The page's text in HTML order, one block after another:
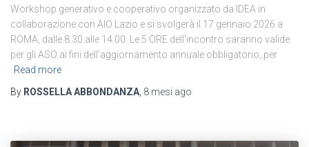
Workshop generativo e cooperativo organizzato da IDEA in
collaborazione con AIO Lazio e si svolgerà il 17 gennaio 2026 a
ROMA, dalle 8.30 alle 14.00. Le 5 ORE dell’incontro saranno valide
per gli ASO ai fini dell’aggiornamento annuale obbligatorio, per
Read more
By ROSSELLA ABBONDANZA 8 mesi ago